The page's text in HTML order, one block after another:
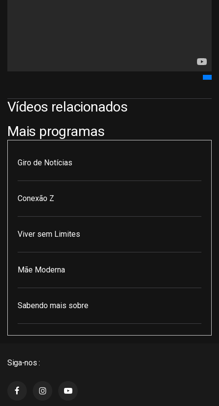
Vídeos relacionados
Mais programas
Giro de Notícias
Conexão Z
Viver sem Limites
Mãe Moderna
Sabendo mais sobre
Siga-nos :